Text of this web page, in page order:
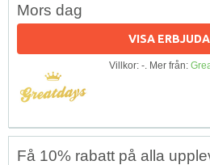
Mors dag
VISA
Villkor: -. Mer från:
Få 10% rabatt på alla